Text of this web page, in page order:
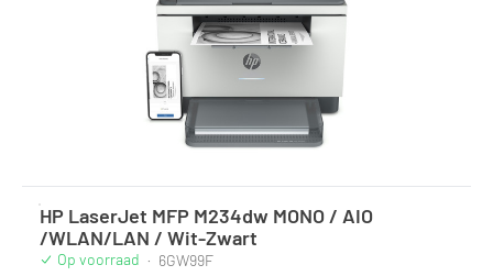
HP LaserJet MFP M234dw MONO / AIO
/WLAN/LAN / Wit-Zwart
Op voorraad · 6GW99F